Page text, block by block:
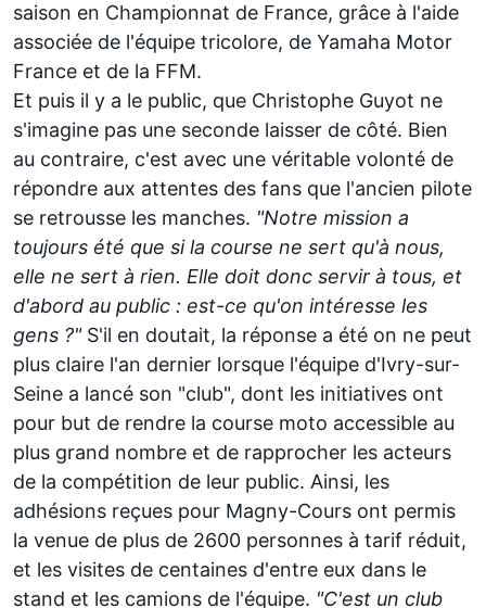
saison en Championnat de France, grâce à l'aide
associée de l'équipe tricolore, de Yamaha Motor
France et de la FFM.
Et puis il y a le public, que Christophe Guyot ne
s'imagine pas une seconde laisser de côté. Bien
au contraire, c'est avec une véritable volonté de
répondre aux attentes des fans que l'ancien pilote
se retrousse les manches. "Notre mission a
toujours été que si la course ne sert qu'à nous,
elle ne sert à rien. Elle doit donc servir à tous, et
d'abord au public : est-ce qu'on intéresse les
gens ?"S'il en doutait, la réponse a été on ne peut
plus claire l'an dernier lorsque l'équipe d'Ivry-sur-
Seine a lancé son "club", dont les initiatives ont
pour but de rendre la course moto accessible au
plus grand nombre et de rapprocher les acteurs
de la compétition de leur public. Ainsi, les
adhésions reçues pour Magny-Cours ont permis
la venue de plus de 2600 personnes à tarif réduit,
et les visites de centaines d'entre eux dans le
stand et les camions de l'équipe. "C'est un club